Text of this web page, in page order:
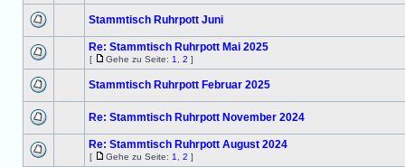
Stammtisch Ruhrpott Juni
Re: Stammtisch Ruhrpott Mai 2025
[ Gehe zu Seite: 1 2 ]
Stammtisch Ruhrpott Februar 2025
Re: Stammtisch Ruhrpott November 2024
Re: Stammtisch Ruhrpott August 2024
[ Gehe zu Seite: 1 2 ]